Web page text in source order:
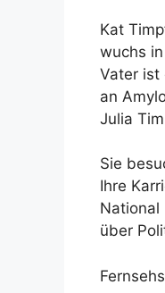
Kat
wuchs
Vater ist
an
Julia
Sie
Ihre
National
über